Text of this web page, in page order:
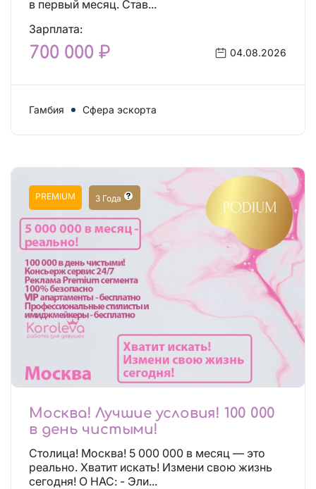
в первый месяц. Став...
Зарплата:
700 000 ₽ 04.08.2026
Гамбия Сфера эскорта
PREMIUM 3 Года
Москва! Лучшие условия! 100 000
в день чистыми!
Столица! Москва! 5 000 000 в месяц — это
реально. Хватит искать! Измени свою жизнь
сегодня! О НАС: - Эли...